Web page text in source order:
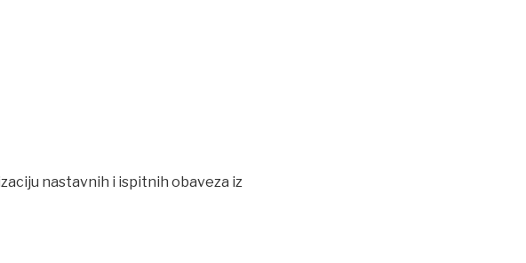
nastavnih i ispitnih obaveza iz